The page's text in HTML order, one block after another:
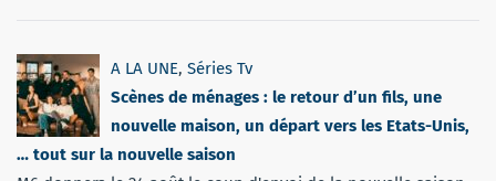
A LA UNE, Séries Tv
Scènes de ménages : le retour d’un fils, une
nouvelle maison, un départ vers les Etats-Unis,
… tout sur la nouvelle saison